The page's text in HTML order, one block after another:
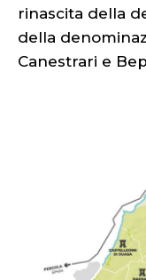
rinascita della
della
Canestrari e